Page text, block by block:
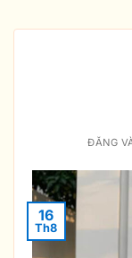
ĐĂNG
16
Th8